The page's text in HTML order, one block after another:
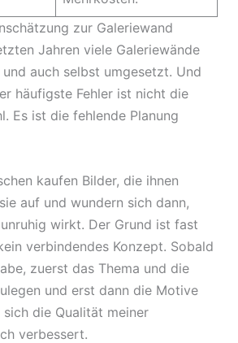
zur Galeriewand
Jahren viele Galeriewände
auch selbst umgesetzt. Und
häufigste Fehler ist nicht die
Es ist die fehlende Planung
kaufen Bilder, die ihnen
auf und wundern sich dann,
wirkt. Der Grund ist fast
verbindendes Konzept. Sobald
zuerst das Thema und die
und erst dann die Motive
sich die Qualität meiner
verbessert.